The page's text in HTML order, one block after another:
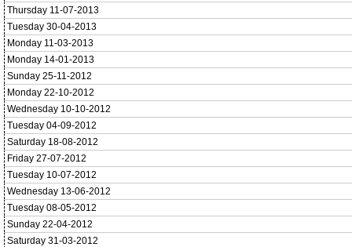
Thursday 11-07-2013
Tuesday 30-04-2013
Monday 11-03-2013
Monday 14-01-2013
Sunday 25-11-2012
Monday 22-10-2012
Wednesday 10-10-2012
Tuesday 04-09-2012
Saturday 18-08-2012
Friday 27-07-2012
Tuesday 10-07-2012
Wednesday 13-06-2012
Tuesday 08-05-2012
Sunday 22-04-2012
Saturday 31-03-2012